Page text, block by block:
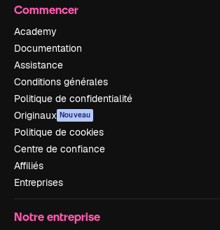
Commencer
Academy
Documentation
Assistance
Conditions générales
Politique de confidentialité
Originaux Nouveau
Politique de cookies
Centre de confiance
Affiliés
Entreprises
Notre entreprise